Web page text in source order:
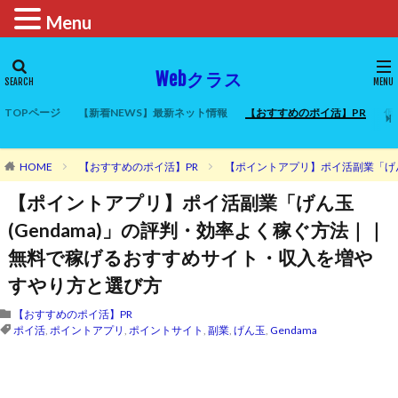
Webクラス
TOPページ 【新着NEWS】最新ネット情報 【おすすめのポイ活】PR 仮
HOME 【おすすめのポイ活】PR 【ポイントアプリ】ポイ活副業「
【ポイントアプリ】ポイ活副業「げん玉
(Gendama)」の評判・効率よく稼ぐ方法｜｜
無料で稼げるおすすめサイト・収入を増や
すやり方と選び方
【おすすめのポイ活】PR
ポイ活, ポイントアプリ , ポイントサイト , 副業, げん玉, Gendama
Menu